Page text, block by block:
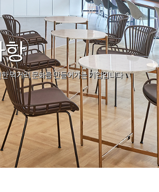
견학관 소개
견학관 갤러리
관람안내
예약하기
예약확인/취소
알림
공지사항
FAQ
먹거리 문화를 만들어가는 기업입니다